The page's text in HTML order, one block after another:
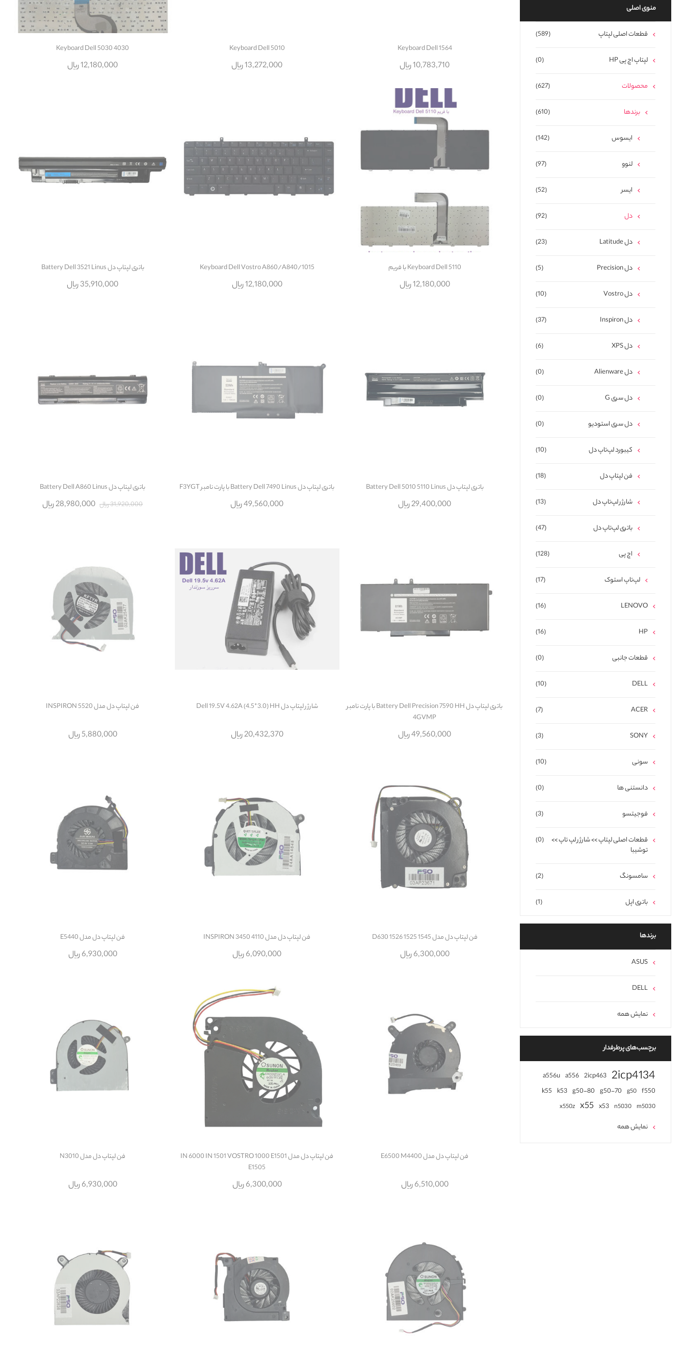
Keyboard Dell 1564
10,783,710 ریال
Keyboard Dell 5010
13,272,000 ریال
Keyboard Dell 5030 4030
12,180,000 ریال
Keyboard Dell 5110 با فريم
12,180,000 ریال
Keyboard Dell Vostro A860/A840/1015
12,180,000 ریال
باتری لپتاپ دل Battery Dell 3521 Linus
35,910,000 ریال
باتری لپتاپ دل Battery Dell 5010 5110 Linus
29,400,000 ریال
باتری لپتاپ دل Battery Dell 7490 Linus با پارت نامبر F3YGT
49,560,000 ریال
باتری لپتاپ دل Battery Dell A860 Linus
31,920,000 ریال
28,980,000 ریال
باتری لپتاپ دل Battery Dell Precision 7590 HH با پارت نامبر
4GVMP
49,560,000 ریال
شارژر لپتاپ دل Dell 19.5V 4.62A (4.5*3.0) HH
20,432,370 ریال
فن لپتاپ دل مدل INSPIRON 5520
5,880,000 ریال
فن لپتاپ دل مدل 1545 1525 1526 D630
6,300,000 ریال
فن لپتاپ دل مدل 4110 INSPIRON 3450
6,090,000 ریال
فن لپتاپ دل مدل E5440
6,930,000 ریال
فن لپتاپ دل مدل E6500 M4400
6,510,000 ریال
فن لپتاپ دل مدل IN 6000 IN 1501 VOSTRO 1000 E1501
E1505
6,300,000 ریال
فن لپتاپ دل مدل N3010
6,930,000 ریال
منوی اصلی
(589) قطعات اصلی لپتاپ
(0) لپتاپ اچ پی HP
(627) محصولات
(610) برندها
(142) ایسوس
(97) لنوو
(52) ایسر
(92) دل
(23) دل Latitude
(5) دل Precision
(10) دل Vostro
(37) دل Inspiron
(6) دل XPS
(0) دل Alienware
(0) دل سری G
(0) دل سری استودیو
(10) کیبورد لپ‌تاپ دل
(18) فن لپتاپ دل
(13) شارژر لپ‌تاپ دل
(47) باتری لپ‌تاپ دل
(128) اچ پی
(17) لپ‌تاپ استوک
(16) LENOVO
(16) HP
(0) قطعات جانبی
(10) DELL
(7) ACER
(3) SONY
(10) سونی
(0) دانستنی ها
(3) فوجیتسو
(0)
قطعات اصلی لپتاپ >> شارژر لپ تاپ >>
توشیبا
(2) سامسونگ
(1) باتری اپل
برند‌ها
ASUS
DELL
نمایش همه
برچسب‌های پرطرفدار
2icp4134
2icp463
a556
a556u
f550
g50
g50-70
g50-80
k53
k55
m5030
n5030
x53
x55
x550z
نمایش همه